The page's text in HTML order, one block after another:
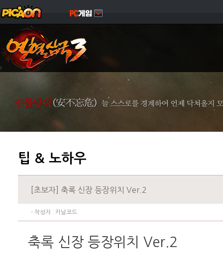
팁 & 노하우
[초보자] 축록 신장 등장위치 Ver.2
- 작성자 : 카날코드
축록 신장 등장위치 Ver.2